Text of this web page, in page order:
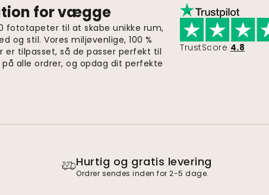
for vægge
fototapeter til at skabe unikke rum,
og stil. Vores miljøvenlige, 100 %
tilpasset, så de passer perfekt til
alle ordrer, og opdag dit perfekte
TrustScore 4.8
Hurtig og gratis levering
Ordrer sendes inden for 2-5 dage.